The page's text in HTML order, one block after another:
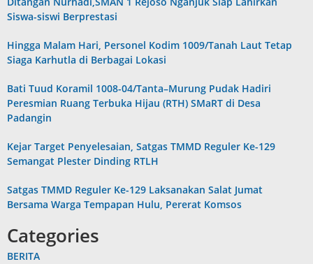
Siswa-siswi Berprestasi
Hingga Malam Hari, Personel Kodim 1009/Tanah Laut Tetap
Siaga Karhutla di Berbagai Lokasi
Bati Tuud Koramil 1008-04/Tanta–Murung Pudak Hadiri
Peresmian Ruang Terbuka Hijau (RTH) SMaRT di Desa
Padangin
Kejar Target Penyelesaian, Satgas TMMD Reguler Ke-129
Semangat Plester Dinding RTLH
Satgas TMMD Reguler Ke-129 Laksanakan Salat Jumat
Bersama Warga Tempapan Hulu, Pererat Komsos
Categories
BERITA